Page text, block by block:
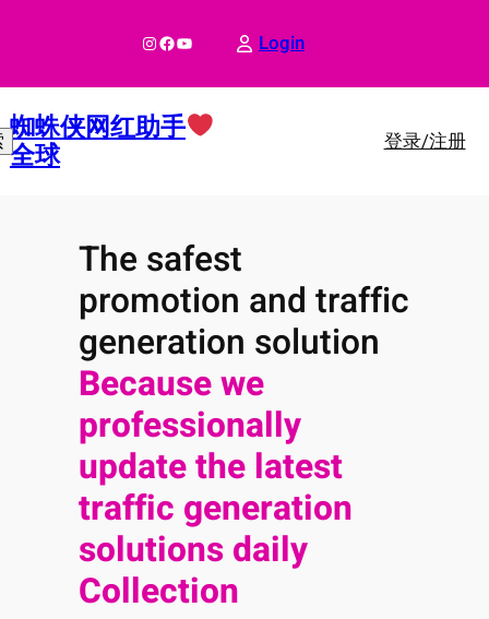
InstagramFacebook YouTube Login
蜘蛛侠网红助手
全球 登录/注册
The safest
promotion and traffic
generation solution
Because we
professionally
update the latest
traffic generation
solutions daily
Collection